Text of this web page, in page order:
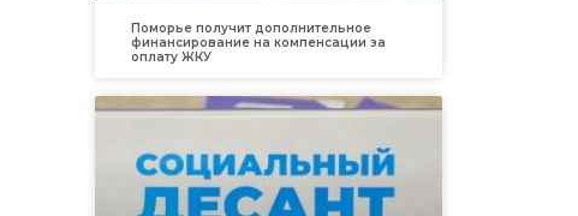
Поморье получит дополнительное
финансирование на компенсации за
оплату ЖКУ